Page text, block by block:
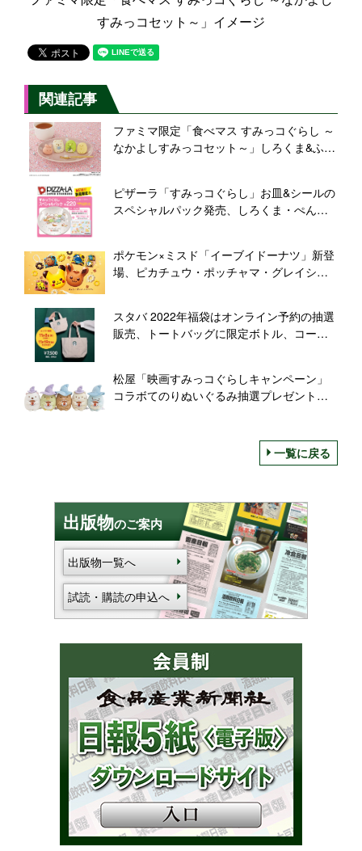
すみっコセット～」イメージ
関連記事
ファミマ限定「食べマス すみっコぐらし ～
なかよしすみっコセット～」しろくま&ふろ
ピザーラ「すみっコぐらし」お皿&シールの
スペシャルパック発売、しろくま・ぺんぎ
ポケモン×ミスド「イーブイドーナツ」新登
場、ピカチュウ・ポッチャマ・グレイシ
ーフィア・ミミロルも/ミスタードーナツ
スタバ 2022年福袋はオンライン予約の抽選
販売、トートバッグに限定ボトル、コーヒ
松屋「映画すみっコぐらしキャンペーン」
コラボてのりぬいぐるみ抽選プレゼント・
一覧に戻る
出版物のご案内
出版物一覧へ
試読・購読の申込へ